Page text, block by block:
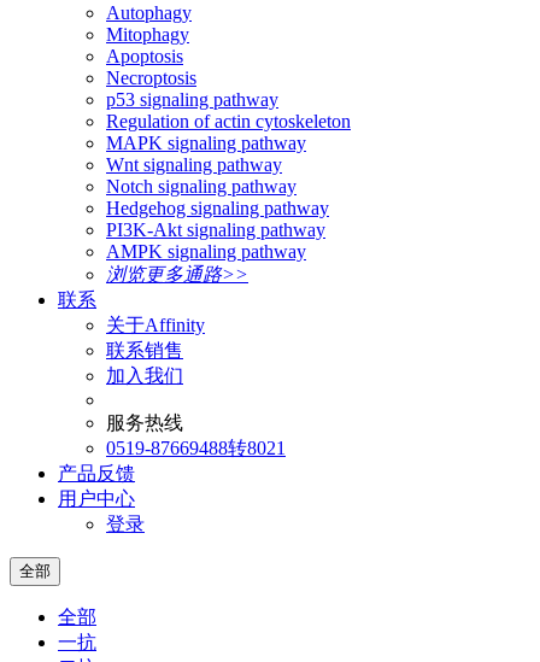
Autophagy
Mitophagy
Apoptosis
Necroptosis
p53 signaling pathway
Regulation of actin cytoskeleton
MAPK signaling pathway
Wnt signaling pathway
Notch signaling pathway
Hedgehog signaling pathway
PI3K-Akt signaling pathway
AMPK signaling pathway
浏览更多通路>>
联系
关于Affinity
联系销售
加入我们
服务热线
0519-87669488转8021
产品反馈
用户中心
登录
全部
全部
一抗